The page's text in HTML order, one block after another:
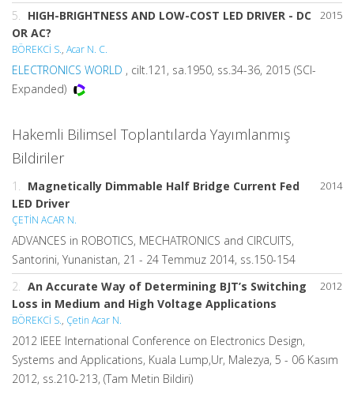
2015
5. HIGH-BRIGHTNESS AND LOW-COST LED DRIVER - DC
OR AC?
BÖREKCİ S., Acar N. C.
ELECTRONICS WORLD , cilt.121, sa.1950, ss.34-36, 2015 (SCI-
Expanded)
Hakemli Bilimsel Toplantılarda Yayımlanmış
Bildiriler
2014
1. Magnetically Dimmable Half Bridge Current Fed
LED Driver
ÇETİN ACAR N.
ADVANCES in ROBOTICS, MECHATRONICS and CIRCUITS,
Santorini, Yunanistan, 21 - 24 Temmuz 2014, ss.150-154
2012
2. An Accurate Way of Determining BJT’s Switching
Loss in Medium and High Voltage Applications
BÖREKCİ S., Çetin Acar N.
2012 IEEE International Conference on Electronics Design,
Systems and Applications, Kuala Lump,Ur, Malezya, 5 - 06 Kasım
2012, ss.210-213, (Tam Metin Bildiri)